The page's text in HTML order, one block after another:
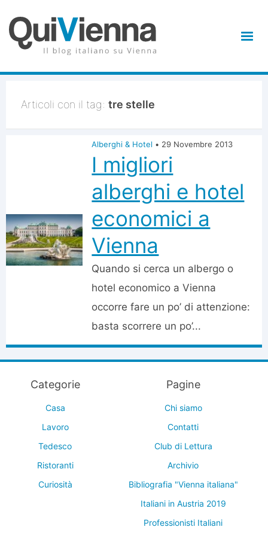
Articoli con il tag: tre stelle
Alberghi & Hotel • 29 Novembre 2013
I migliori
alberghi e hotel
economici a
Vienna
Quando si cerca un albergo o
hotel economico a Vienna
occorre fare un po’ di attenzione:
basta scorrere un po’...
Categorie
Casa
Lavoro
Tedesco
Ristoranti
Curiosità
Pagine
Chi siamo
Contatti
Club di Lettura
Archivio
Bibliografia "Vienna italiana"
Italiani in Austria 2019
Professionisti Italiani